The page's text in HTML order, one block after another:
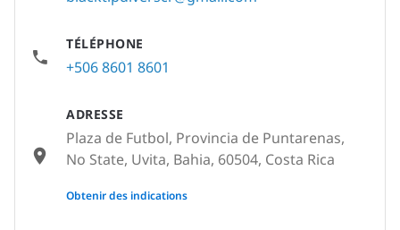
TÉLÉPHONE
+506 8601 8601
ADRESSE
Plaza de Futbol, Provincia de Puntarenas,
No State, Uvita, Bahia, 60504, Costa Rica
None
Obtenir des indications